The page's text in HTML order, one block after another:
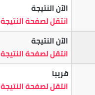
الآن النتيجة
انتقل لصفحة النتيجة
الآن النتيجة
انتقل لصفحة النتيجة
قريبا
انتقل لصفحة النتيجة